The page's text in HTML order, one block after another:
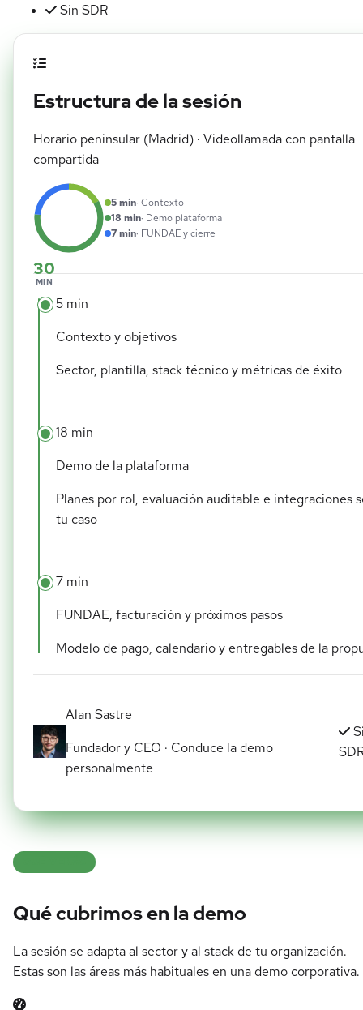
Sin SDR
Estructura de la sesión
Horario peninsular (Madrid) · Videollamada con pantalla
compartida
30
MIN
5 min· Contexto
18 min· Demo plataforma
7 min· FUNDAE y cierre
5 min
Contexto y objetivos
Sector, plantilla, stack técnico y métricas de éxito
18 min
Demo de la plataforma
Planes por rol, evaluación auditable e integraciones
tu caso
7 min
FUNDAE, facturación y próximos pasos
Modelo de pago, calendario y entregables de la
Alan Sastre
Fundador y CEO · Conduce la demo
personalmente
Qué cubrimos en la demo
La sesión se adapta al sector y al stack de tu organización.
Estas son las áreas más habituales en una demo corporativa.